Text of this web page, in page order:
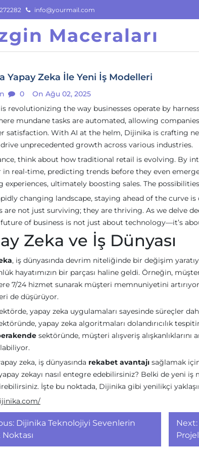
info@yourmail.com
Maceraları
Yapay Zeka İle Yeni İş Modelleri
0
On Ağu 02, 2025
is revolutionizing the way businesses operate by
mundane tasks are automated, allowing
satisfaction. With AI at the helm, Dijinika is crafting
unprecedented growth across various industries.
think about how traditional retail is evolving. By
in real-time, predicting trends before they even
experiences, ultimately boosting sales. The
changing landscape, staying ahead of the curve
are not just surviving; they are thriving. As we delve
of business is not just about technology—it’s
Zeka ve İş Dünyası
, iş dünyasında devrim niteliğinde bir değişim
hayatımızın bir parçası haline geldi. Örneğin,
7/24 hizmet sunarak müşteri memnuniyetini
de düşürüyor.
yapay zeka uygulamaları sayesinde süreçler
yapay zeka algoritmaları dolandırıcılık
sektöründe, müşteri alışveriş
zeka, iş dünyasında rekabet avantajı sağlamak
zekayı nasıl entegre edebilirsiniz? Belki de yeni
İşte bu noktada, Dijinika gibi yenilikçi
Dijinika Teknolojiyi Sevenlerin
Next: